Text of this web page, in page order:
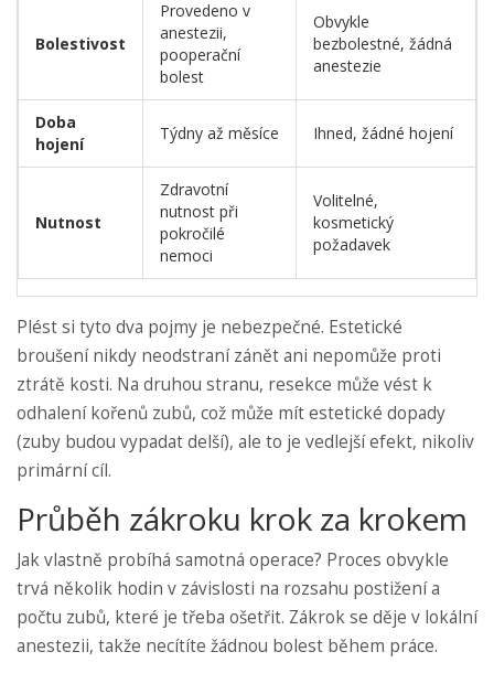
Bolestivost
Provedeno v
anestezii,
pooperační
bolest
Obvykle
bezbolestné, žádná
anestezie
Doba
hojení
Týdny až měsíce Ihned, žádné hojení
Nutnost
Zdravotní
nutnost při
pokročilé
nemoci
Volitelné,
kosmetický
požadavek
Plést si tyto dva pojmy je nebezpečné. Estetické
broušení nikdy neodstraní zánět ani nepomůže proti
ztrátě kosti. Na druhou stranu, resekce může vést k
odhalení kořenů zubů, což může mít estetické dopady
(zuby budou vypadat delší), ale to je vedlejší efekt, nikoliv
primární cíl.
Průběh zákroku krok za krokem
Jak vlastně probíhá samotná operace? Proces obvykle
trvá několik hodin v závislosti na rozsahu postižení a
počtu zubů, které je třeba ošetřit. Zákrok se děje v lokální
anestezii, takže necítíte žádnou bolest během práce.